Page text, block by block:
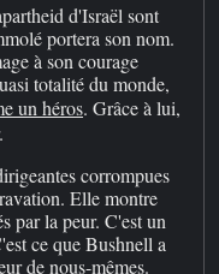
d'Israël sont
portera son nom.
à son courage
totalité du monde,
un héros. Grâce à lui,
corrompues
Elle montre
par la peur. C'est un
ce que Bushnell a
de nous-mêmes.